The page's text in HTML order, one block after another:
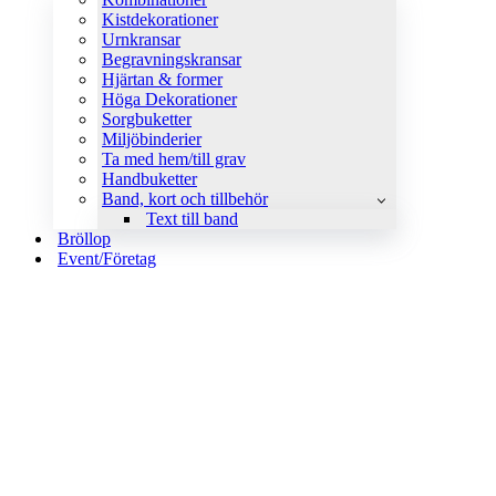
Kistdekorationer
Urnkransar
Begravningskransar
Hjärtan & former
Höga Dekorationer
Sorgbuketter
Miljöbinderier
Ta med hem/till grav
Handbuketter
Band, kort och tillbehör
Text till band
Bröllop
Event/Företag